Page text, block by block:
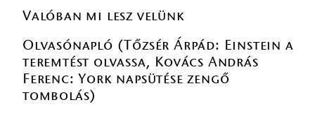
Valóban mi lesz velünk
Olvasónapló (Tőzsér Árpád: Einstein a
teremtést olvassa, Kovács András
Ferenc: York napsütése zengő
tombolás)